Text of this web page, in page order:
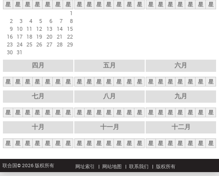
星 星 星 星 星 星
星
1
2
3 4 5 6 7
8
9 10 11 12 13 14
15
16 17 18 19 20 21
22
23 24 25 26 27 28 29
30 31
星 星 星 星 星 星 星 星 星 星 星 星 星 星
四月
星 星 星 星 星 星 星
五月
星 星 星 星 星 星 星
六月
星 星 星 星 星 星 星
七月
星 星 星 星 星 星 星
八月
星 星 星 星 星 星 星
九月
星 星 星 星 星 星 星
十月
星 星 星 星 星 星 星
十一月
星 星 星 星 星 星 星
十二月
星 星 星 星 星 星 星
联合国© 2026 版权所有 网址索引 网站地图 联系我们 版权所有